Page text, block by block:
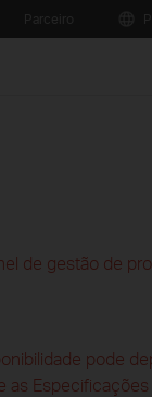
de gestão de
pode
as